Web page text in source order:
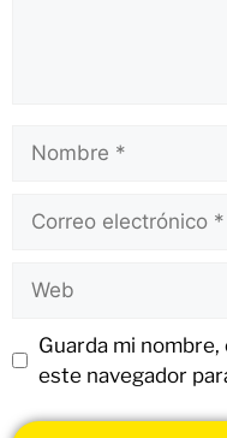
Guarda mi
este navegador